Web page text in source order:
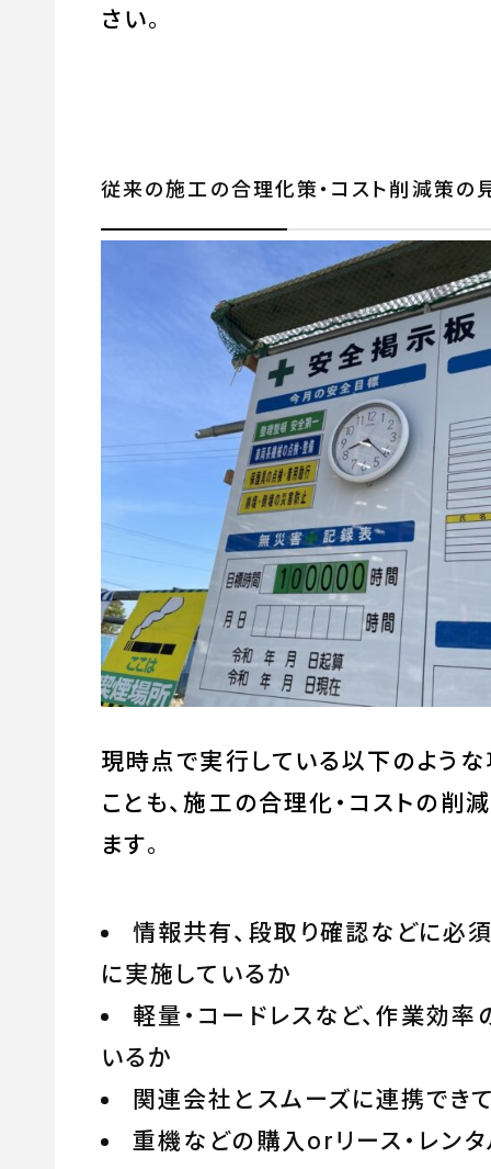
さい。
従来の施工の合理化策・コスト削減策の
現時点で実行している以下のよう
ことも、施工の合理化・コストの削
ます。
情報共有、段取り確認などに必
に実施しているか
軽量・コードレスなど、作業効
いるか
関連会社とスムーズに連携でき
重機などの購入orリース・レン